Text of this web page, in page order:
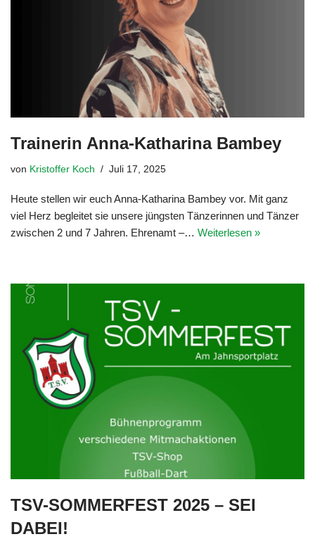
Trainerin Anna-Katharina Bambey
von Kristoffer Koch Juli 17, 2025
Heute stellen wir euch Anna-Katharina Bambey vor. Mit ganz
viel Herz begleitet sie unsere jüngsten Tänzerinnen und Tänzer
zwischen 2 und 7 Jahren. Ehrenamt –… Weiterlesen »
TSV-SOMMERFEST 2025 – SEI
DABEI!